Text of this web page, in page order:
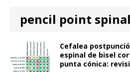
pencil point
Cefalea
espinal de bisel
punta cónica: